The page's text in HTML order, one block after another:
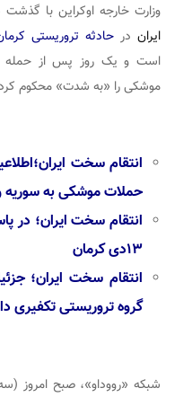
وزارت خارجه اوکراین با گذشت دو
ایراندر حادثه تروریستی
است و یک روز پس از حمله
موشکی را «به شدت» محکوم
حملات موشکی به سوریه
انتقام سخت ایران؛ در
۱۳دی کرمان
انتقام سخت ایران؛
گروه تروریستی تکفیری
شبکه «رووداو»،‌ صبح امروز